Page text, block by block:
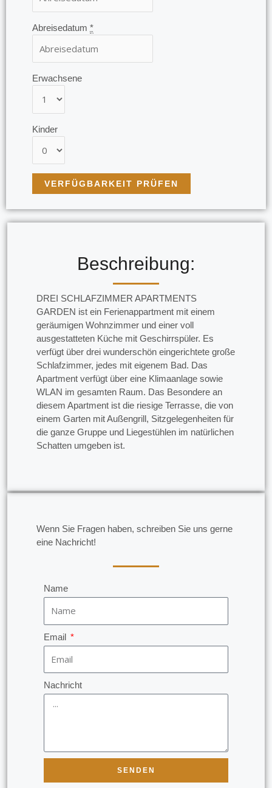
Abreisedatum *
Erwachsene
Kinder
Beschreibung:​
DREI SCHLAFZIMMER APARTMENTS
GARDEN ist ein Ferienappartment mit einem
geräumigen Wohnzimmer und einer voll
ausgestatteten Küche mit Geschirrspüler. Es
verfügt über drei wunderschön eingerichtete große
Schlafzimmer, jedes mit eigenem Bad. Das
Apartment verfügt über eine Klimaanlage sowie
WLAN im gesamten Raum. Das Besondere an
diesem Apartment ist die riesige Terrasse, die von
einem Garten mit Außengrill, Sitzgelegenheiten für
die ganze Gruppe und Liegestühlen im natürlichen
Schatten umgeben ist.
Wenn Sie Fragen haben, schreiben Sie uns gerne
eine Nachricht!
Name
Email
Nachricht
SENDEN